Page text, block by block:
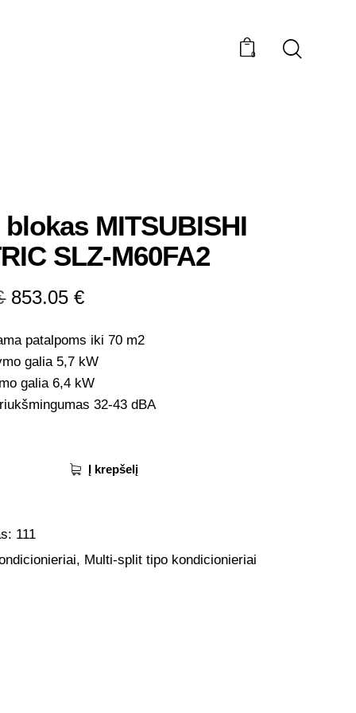
0
MITSUBISHI
SLZ-M60FA2
853.05€
patalpoms iki 70 m2
galia 5,7 kW
galia 6,4 kW
32-43 dBA
Į krepšelį
111
, Multi-split tipo kondicionieriai